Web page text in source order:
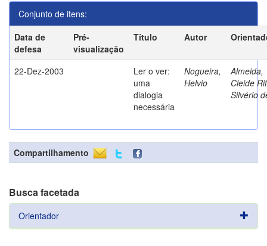
Conjunto de itens:
Data de
defesa
Pré-
visualização
Título Autor
22-Dez-2003
Ler o ver:
uma
dialogia
necessária
Nogueira,
Helvio
Almeida,
Cleide
Silvério
Compartilhamento
Busca facetada
Orientador